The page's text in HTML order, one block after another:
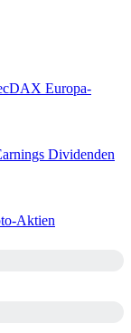
Europa-
Dividenden
Aktien